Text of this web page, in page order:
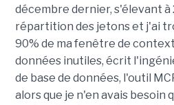
décembre dernier, s'élevant à
répartition des jetons et j'ai
90% de ma fenêtre de
données inutiles, écrit
de base de données, l'outil
alors que je n'en avais besoin